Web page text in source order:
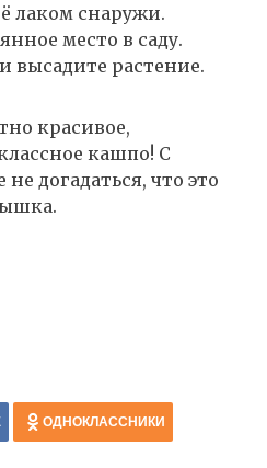
лаком снаружи.
место в саду.
высадите растение.
красивое,
кашпо! С
догадаться, что это
ОДНОКЛАССНИКИ